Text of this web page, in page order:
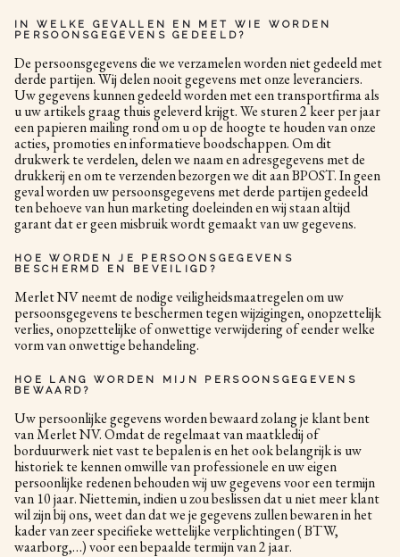
IN WELKE GEVALLEN EN MET WIE WORDEN
PERSOONSGEGEVENS GEDEELD?
De persoonsgegevens die we verzamelen worden niet gedeeld met
derde partijen. Wij delen nooit gegevens met onze leveranciers.
Uw gegevens kunnen gedeeld worden met een transportfirma als
u uw artikels graag thuis geleverd krijgt. We sturen 2 keer per jaar
een papieren mailing rond om u op de hoogte te houden van onze
acties, promoties en informatieve boodschappen. Om dit
drukwerk te verdelen, delen we naam en adresgegevens met de
drukkerij en om te verzenden bezorgen we dit aan BPOST. In geen
geval worden uw persoonsgegevens met derde partijen gedeeld
ten behoeve van hun marketing doeleinden en wij staan altijd
garant dat er geen misbruik wordt gemaakt van uw gegevens.
HOE WORDEN JE PERSOONSGEGEVENS
BESCHERMD EN BEVEILIGD?
Merlet NV neemt de nodige veiligheidsmaatregelen om uw
persoonsgegevens te beschermen tegen wijzigingen, onopzettelijk
verlies, onopzettelijke of onwettige verwijdering of eender welke
vorm van onwettige behandeling.
HOE LANG WORDEN MIJN PERSOONSGEGEVENS
BEWAARD?
Uw persoonlijke gegevens worden bewaard zolang je klant bent
van Merlet NV. Omdat de regelmaat van maatkledij of
borduurwerk niet vast te bepalen is en het ook belangrijk is uw
historiek te kennen omwille van professionele en uw eigen
persoonlijke redenen behouden wij uw gegevens voor een termijn
van 10 jaar. Niettemin, indien u zou beslissen dat u niet meer klant
wil zijn bij ons, weet dan dat we je gegevens zullen bewaren in het
kader van zeer specifieke wettelijke verplichtingen ( BTW,
waarborg,…) voor een bepaalde termijn van 2 jaar.